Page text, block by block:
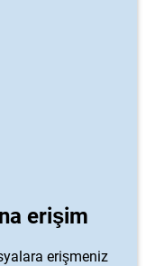
erişim
erişmeniz